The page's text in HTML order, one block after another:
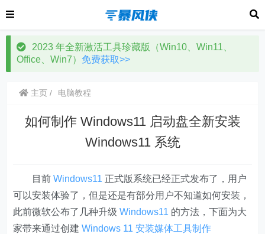
2023 年全新激活工具珍藏版（Win10、Win11、
Office、Win7） 免费获取>>
主页 电脑教程
如何制作 Windows11 启动盘全新安装
Windows11 系统
目前Windows11 正式版系统已经正式发布了，用户
可以安装体验了，但是还是有部分用户不知道如何安装，
此前微软公布了几种升级Windows11 的方法，下面为大
家带来通过创建Windows 11 安装媒体工具制作